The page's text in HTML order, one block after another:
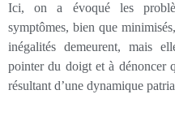
Ici, on a évoqué les
symptômes, bien que
inégalités demeurent, mais
pointer du doigt et à dénoncer
résultant d’une dynamique